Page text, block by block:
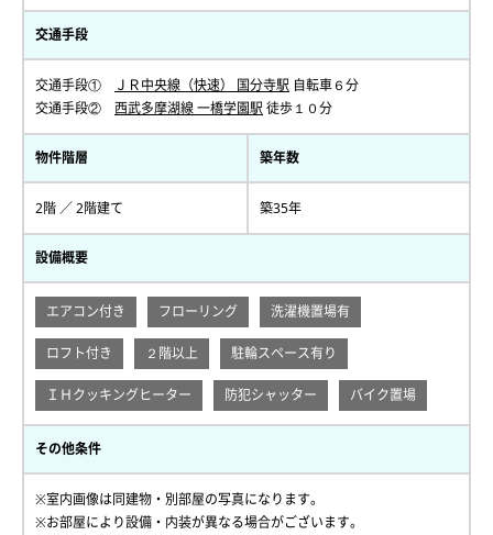
交通手段
交通手段① ＪＲ中央線（快速） 国分寺駅 自転車６分
交通手段② 西武多摩湖線 一橋学園駅 徒歩１０分
物件階層
2階 ／ 2階建て
築年数
築35年
設備概要
エアコン付き フローリング 洗濯機置場有
ロフト付き ２階以上 駐輪スペース有り
ＩＨクッキングヒーター 防犯シャッター バイク置場
その他条件
※室内画像は同建物・別部屋の写真になります。
※お部屋により設備・内装が異なる場合がございます。